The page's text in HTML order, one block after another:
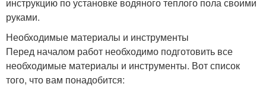
руками.
Необходимые материалы и инструменты
Перед началом работ необходимо подготовить все
необходимые материалы и инструменты. Вот список
того, что вам понадобится: